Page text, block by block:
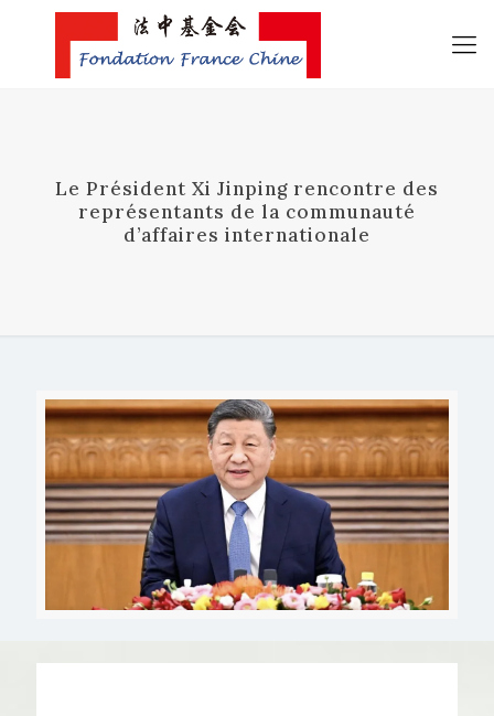
Le Président Xi Jinping rencontre des
représentants de la communauté
d’affaires internationale